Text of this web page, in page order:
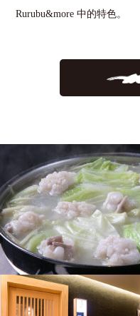
Rurubu&more 中的特色。